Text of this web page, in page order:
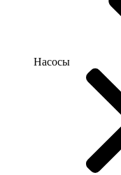
Насосы